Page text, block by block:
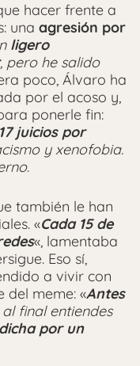
hacer frente a
una agresión por
ligero
, pero he salido
poco, Álvaro ha
por el acoso y,
ponerle fin:
17 juicios por
y xenofobia.
.
también le han
«Cada 15 de
«, lamentaba
Eso sí,
a vivir con
del meme: «Antes
final entiendes
por un